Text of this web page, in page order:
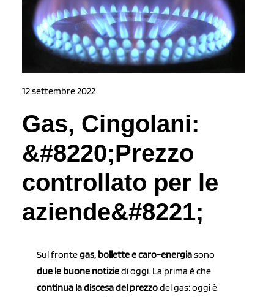
12 settembre 2022
Gas, Cingolani:
&#8220;Prezzo
controllato per le
aziende&#8221;
Sul frontegas, bollette e caro-energiasono
due le buone notiziedi oggi. La prima è che
continua la discesa del prezzodel gas: oggi è